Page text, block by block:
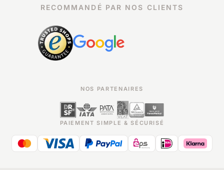
RECOMMANDÉ PAR NOS CLIENTS
NOS PARTENAIRES
PAIEMENT SIMPLE & SÉCURISÉ